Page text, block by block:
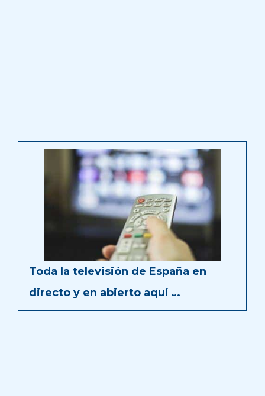
Toda la televisión de España en
directo y en abierto aquí …